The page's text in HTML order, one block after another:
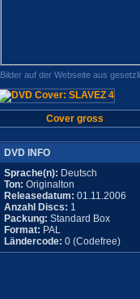
Bilder auf der Webseite aus
Cover gross
DVD INFO
Sprache(n): Deutsch
Ton: Originalton
Releasedatum: 01.11.2006
Anzahl Discs: 1
Packung: Standard Box
Format: PAL
Ländercode: 0 (Codefree)